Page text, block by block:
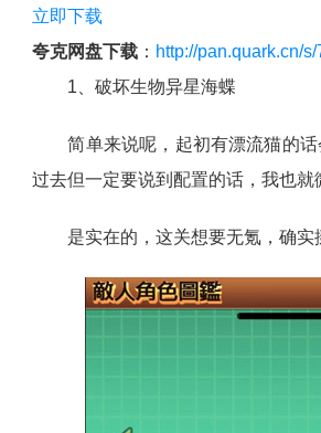
立即下载
夸克网盘下载 ： http://pan.quark.cn/
1、破坏生物异星海蝶
简单来说呢，起初有漂流猫的话
过去但一定要说到配置的话，我也就
是实在的，这关想要无氪，确实